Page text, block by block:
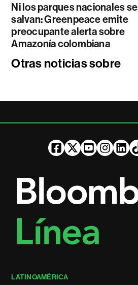
Ni los parques nacionales se
salvan: Greenpeace emite
preocupante alerta sobre
Amazonía colombiana
Otras noticias sobre
LATINOAMÉRICA